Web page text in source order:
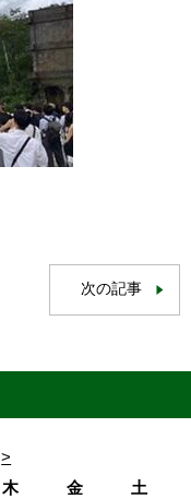
次の記事
>
木 金
土